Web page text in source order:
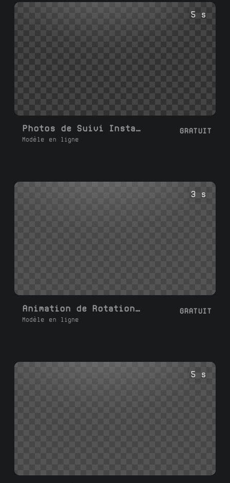
5 s
Photos de Suivi Instagram
Modèle en ligne
GRATUIT
3 s
Animation de Rotation Image/Photo
Modèle en ligne
GRATUIT
5 s